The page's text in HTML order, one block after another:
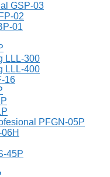
GSP-03
02
01
LLL-300
LLL-400
16
PFGN-05P
45P